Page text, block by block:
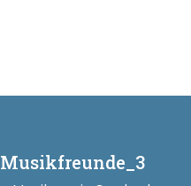
Musikfreunde_3